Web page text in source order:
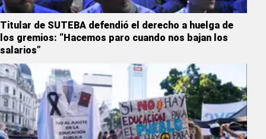
Titular de SUTEBA defendió el derecho a huelga de
los gremios: “Hacemos paro cuando nos bajan los
salarios”